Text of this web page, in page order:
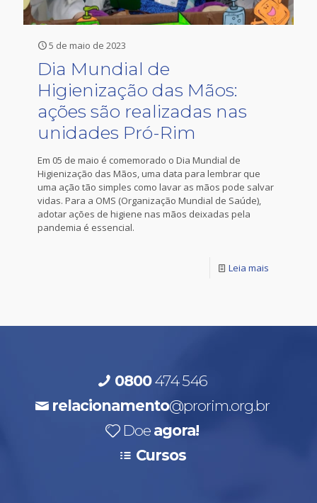
5 de maio de 2023
Dia Mundial de
Higienização das Mãos:
ações são realizadas nas
unidades Pró-Rim
Em 05 de maio é comemorado o Dia Mundial de
Higienização das Mãos, uma data para lembrar que
uma ação tão simples como lavar as mãos pode salvar
vidas. Para a OMS (Organização Mundial de Saúde),
adotar ações de higiene nas mãos deixadas pela
pandemia é essencial.
Leia mais
0800474 546
relacionamento@prorim.org.br
Doe agora!
Cursos